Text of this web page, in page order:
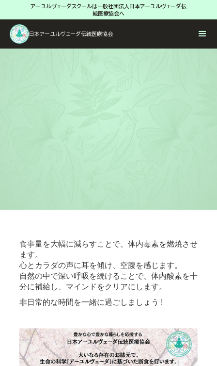
アーユルヴェーダスクールは一般社団法人日本アーユルヴェーダ伝
統医療協会へ
日本アーユルヴェーダ伝統医療協会
食事量を大幅に減らすことで、体内毒素を燃焼させ
ます。
心とカラダの声に耳を傾け、空腹を感じます。
自然の中で深い呼吸を続けることで、体内酸素を十
分に補給し、マインドをクリアにします。
非日常的な時間を一緒に過ごしましょう !